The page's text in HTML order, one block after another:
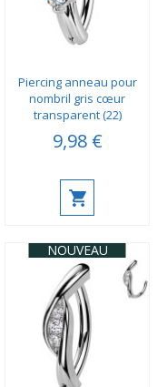
Piercing anneau pour
nombril gris cœur
transparent (22)
9,98 €
NOUVEAU